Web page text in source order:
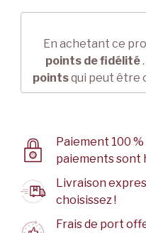
En achetant ce
points de fidélité.
pointsqui peut être
Paiement 100 %
paiements sont
Livraison
choisissez !
Frais de port